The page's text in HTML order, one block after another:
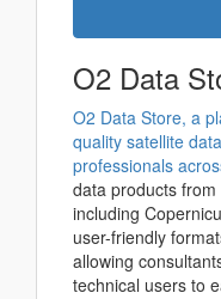
O2 Data
O2 Data Store, a
quality satellite
professionals
data products
including
user-friendly
allowing
technical users to